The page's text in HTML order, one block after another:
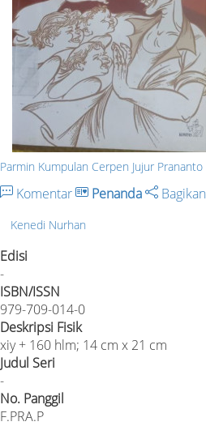
Parmin Kumpulan Cerpen Jujur Prananto
Komentar Penanda Bagikan
Kenedi Nurhan
Edisi
-
ISBN/ISSN
979-709-014-0
Deskripsi Fisik
xiy + 160 hlm; 14 cm x 21 cm
Judul Seri
-
No. Panggil
F.PRA.P